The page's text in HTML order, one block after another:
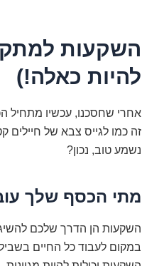
השקעות
להיות כאלה!)
אחרי שחסכנו, עכשיו מתחיל
זה כמו לגייס צבא של
נשמע טוב, נכון?
מתי הכסף שלך
השקעות הן הדרך שלכם
במקום לעבוד כל החיים